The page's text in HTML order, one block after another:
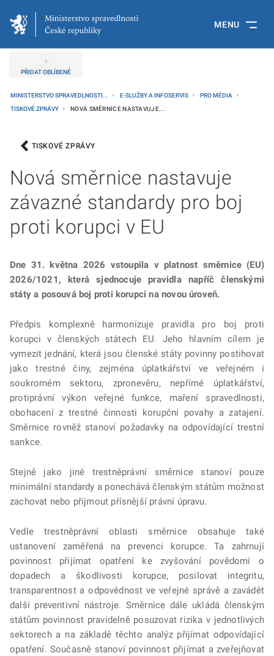
MENU
PŘIDAT OBLÍBENÉ
MINISTERSTVO SPRAVEDLNOSTI... E-SLUŽBY A INFOSERVIS
PRO MÉDIA
TISKOVÉ ZPRÁVY
NOVÁ SMĚRNICE NASTAVUJE...
TISKOVÉ ZPRÁVY
Nová směrnice nastavuje
závazné standardy pro boj
proti korupci v EU
Dne 31. května 2026 vstoupila v platnost směrnice (EU)
2026/1021, která sjednocuje pravidla napříč členskými
státy a posouvá boj proti korupci na novou úroveň.
Předpis komplexně harmonizuje pravidla pro boj proti
korupci v členských státech EU. Jeho hlavním cílem je
vymezit jednání, která jsou členské státy povinny postihovat
jako trestné činy, zejména úplatkářství ve veřejném i
soukromém sektoru, zpronevěru, nepřímé úplatkářství,
protiprávní výkon veřejné funkce, maření spravedlnosti,
obohacení z trestné činnosti korupční povahy a zatajení.
Směrnice rovněž stanoví požadavky na odpovídající trestní
sankce.
Stejně jako jiné trestněprávní směrnice stanoví pouze
minimální standardy a ponechává členským státům možnost
zachovat nebo přijmout přísnější právní úpravu.
Vedle trestněprávní oblasti směrnice obsahuje také
ustanovení zaměřená na prevenci korupce. Ta zahrnují
povinnost přijímat opatření ke zvyšování povědomí o
dopadech a škodlivosti korupce, posilovat integritu,
transparentnost a odpovědnost ve veřejné správě a zavádět
další preventivní nástroje. Směrnice dále ukládá členským
státům povinnost pravidelně posuzovat rizika v jednotlivých
sektorech a na základě těchto analýz přijímat odpovídající
opatření. Současně stanoví povinnost přijímat a zveřejňovat